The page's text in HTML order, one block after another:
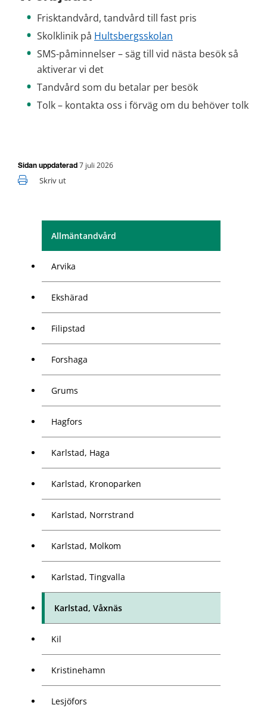
Allmäntandvård
Arvika
Ekshärad
Filipstad
Forshaga
Grums
Hagfors
Karlstad, Haga
Karlstad, Kronoparken
Karlstad, Norrstrand
Karlstad, Molkom
Karlstad, Tingvalla
Karlstad, Våxnäs
Kil
Kristinehamn
Lesjöfors
Frisktandvård, tandvård till fast pris
Skolklinik på Hultsbergsskolan
SMS-påminnelser – säg till vid nästa besök så
aktiverar vi det
Tandvård som du betalar per besök
Tolk – kontakta oss i förväg om du behöver tolk
Sidan uppdaterad 7 juli 2026
Skriv ut